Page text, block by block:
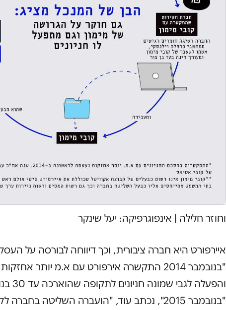
וחוזר חלילה | אינפוגרפיקה: יעל שינקר
איירפורט היא חברה ציבורית, וכך דיווחה לבורסה על
"בנובמבר 2014 התקשרה אירפורט עם א.מ יותר
"בנובמבר 2015", נכתב עוד, "הועברה השליטה